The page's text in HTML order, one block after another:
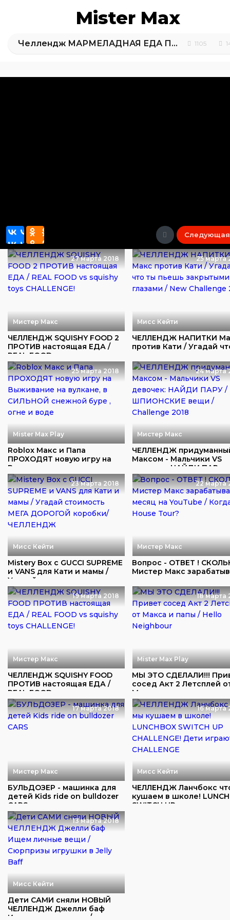
Mister Max
Челлендж МАРМЕЛАДНАЯ ЕДА ПРОТИВ НАСТОЯЩЕЙ на 7 000 000 ПОДПИСЧИКОВ / GUMMY VS REAL food challenge 1105
Следующая
27 марта 2018
Мистер Макс
ЧЕЛЛЕНДЖ SQUISHY FOOD 2
ПРОТИВ настоящая ЕДА /
REAL FOOD vs...
25 марта
Мисс Кейти
ЧЕЛЛЕНДЖ НАПИТКИ
против Кати / Угадай
25 марта 2018
Mister Max Play
Roblox Макс и Папа
ПРОХОДЯТ новую игру на
Выживание на вулка...
24 марта
Мистер Макс
ЧЕЛЛЕНДЖ
Максом - Мальчики VS
девочек: НАЙДИ ПАР...
23 марта 2018
Мисс Кейти
Mistery Box с GUCCI SUPREME
и VANS для Кати и мамы /
Угадай ...
22 марта
Мистер Макс
Вопрос - ОТВЕТ !
Мистер Макс
19 марта 2018
Мистер Макс
ЧЕЛЛЕНДЖ SQUISHY FOOD
ПРОТИВ настоящая ЕДА /
REAL FOOD vs sq...
18 марта
Mister Max Play
МЫ ЭТО СДЕЛАЛИ!!!
сосед Акт 2 Летсплей
Макса и пап...
17 марта 2018
Мистер Макс
БУЛЬДОЗЕР - машинка для
детей Kids ride on bulldozer
CARS
16 марта
Мисс Кейти
ЧЕЛЛЕНДЖ Ланчбокс
кушаем в школе!
SWITCH UP...
13 марта 2018
Мисс Кейти
Дети САМИ сняли НОВЫЙ
ЧЕЛЛЕНДЖ Джелли баф
Ищем личные вещи /...